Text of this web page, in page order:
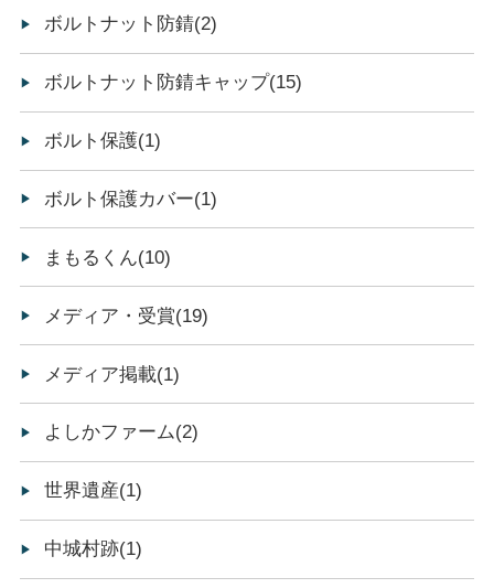
ボルトナット防錆(2)
ボルトナット防錆キャップ(15)
ボルト保護(1)
ボルト保護カバー(1)
まもるくん(10)
メディア・受賞(19)
メディア掲載(1)
よしかファーム(2)
世界遺産(1)
中城村跡(1)